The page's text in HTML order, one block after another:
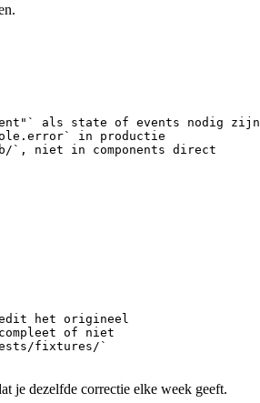
als state of events nodig zijn
in productie
`, niet in components direct
het origineel
compleet of niet
fixtures/`
je dezelfde correctie elke week geeft.